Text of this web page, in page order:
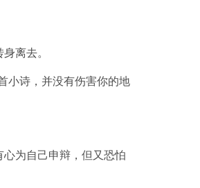
离去。
小诗，并没有伤害你的地
为自己申辩，但又恐怕